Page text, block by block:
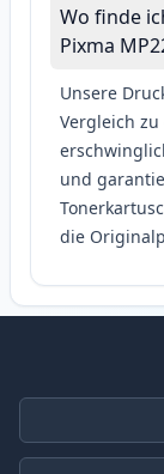
Wo finde
Pixma
Unsere
Vergleich
und
die